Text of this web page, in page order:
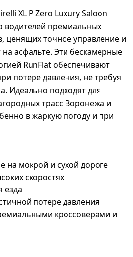
XL P Zero Luxury Saloon
водителей премиальных
ценящих точное управление и
асфальте. Эти бескамерные
RunFlat обеспечивают
потере давления, не требуя
Идеально подходят для
трасс Воронежа и
в жаркую погоду и при
на мокрой и сухой дороге
скоростях
езда
потере давления
кроссоверами и